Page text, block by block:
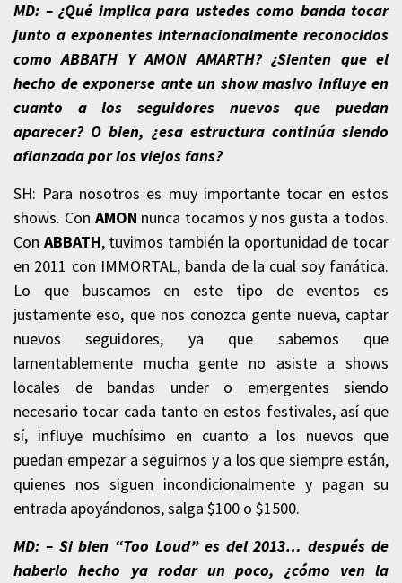
MD: – ¿Qué implica para ustedes como banda tocar
junto a exponentes internacionalmente reconocidos
como ABBATH Y AMON AMARTH? ¿Sienten que el
hecho de exponerse ante un show masivo influye en
cuanto a los seguidores nuevos que puedan
aparecer? O bien, ¿esa estructura continúa siendo
afianzada por los viejos fans?
SH: Para nosotros es muy importante tocar en estos
shows. Con AMON nunca tocamos y nos gusta a todos.
Con ABBATH, tuvimos también la oportunidad de tocar
en 2011 con IMMORTAL, banda de la cual soy fanática.
Lo que buscamos en este tipo de eventos es
justamente eso, que nos conozca gente nueva, captar
nuevos seguidores, ya que sabemos que
lamentablemente mucha gente no asiste a shows
locales de bandas under o emergentes siendo
necesario tocar cada tanto en estos festivales, así que
sí, influye muchísimo en cuanto a los nuevos que
puedan empezar a seguirnos y a los que siempre están,
quienes nos siguen incondicionalmente y pagan su
entrada apoyándonos, salga $100 o $1500.
MD: – Si bien “Too Loud” es del 2013… después de
haberlo hecho ya rodar un poco, ¿cómo ven la